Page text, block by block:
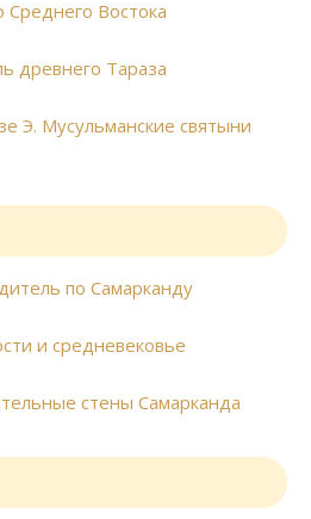
Среднего Востока
древнего Тараза
Э. Мусульманские святыни
по Самарканду
и средневековье
стены Самарканда